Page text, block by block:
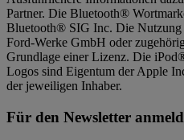
Partner. Die Bluetooth®
Bluetooth® SIG Inc. Die Nutzung
Ford-Werke GmbH oder
Grundlage einer Lizenz. Die
Logos sind Eigentum der Apple
der jeweiligen Inhaber.
Für den Newsletter